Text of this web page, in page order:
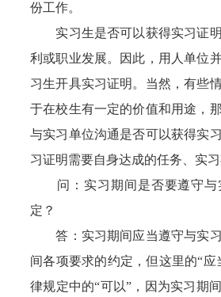
份工作。
实习生是否可以获得实习证明
利或职业发展。因此，用人单位
习生开具实习证明。当然，有些
于在校生有一定的价值和用途，
与实习单位沟通是否可以获得实
习证明需要自身达成的任务、实习
问：实习期间是否要遵守与
定？
答：实习期间应当遵守与实习
间各项要求的约定，但这里的“应
律规定中的“可以”，因为实习期